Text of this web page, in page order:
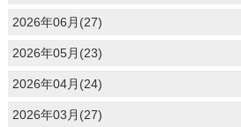
2026年06月(27)
2026年05月(23)
2026年04月(24)
2026年03月(27)